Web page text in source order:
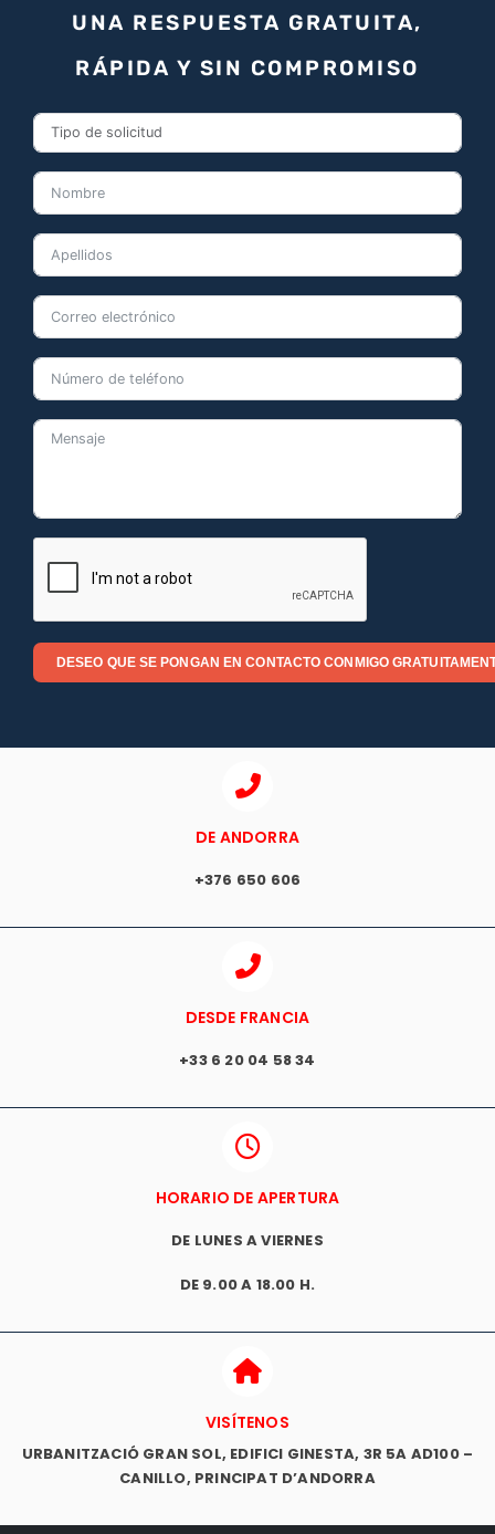
UNA RESPUESTA GRATUITA,
RÁPIDA Y SIN COMPROMISO
DESEO QUE SE PONGAN EN CONTACTO CONMIGO
DE ANDORRA
+376 650 606
DESDE FRANCIA
+33 6 20 04 58 34
HORARIO DE APERTURA
DE LUNES A VIERNES
DE 9.00 A 18.00 H.
VISÍTENOS
URBANITZACIÓ GRAN SOL, EDIFICI GINESTA, 3R 5A AD100 –
CANILLO, PRINCIPAT D’ANDORRA